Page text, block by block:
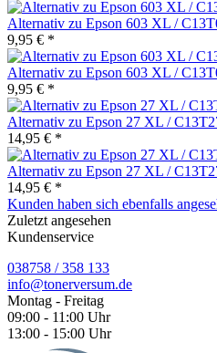
Alternativ zu Epson 603 XL /
9,95 € *
Alternativ zu Epson 603 XL /
9,95 € *
Alternativ zu Epson 27 XL /
14,95 € *
Alternativ zu Epson 27 XL /
14,95 € *
Kunden haben sich ebenfalls
Zuletzt angesehen
Kundenservice
038758 / 358 133
info@tonerversum.de
Montag - Freitag
09:00 - 11:00 Uhr
13:00 - 15:00 Uhr